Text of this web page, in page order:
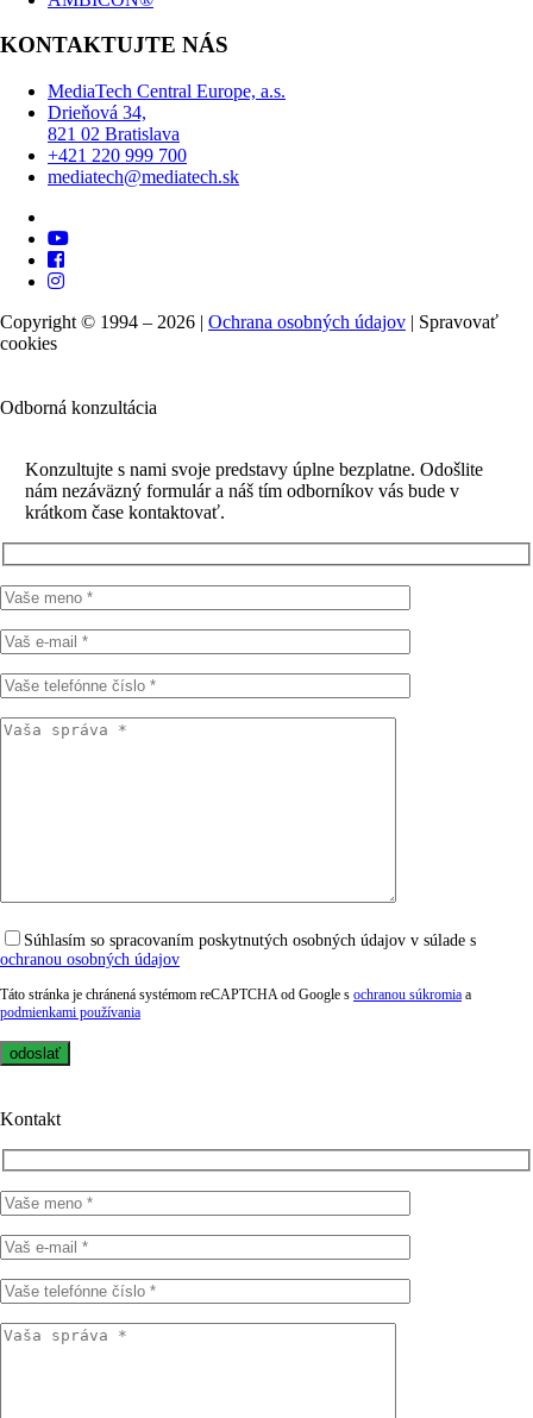
KONTAKTUJTE NÁS
MediaTech Central Europe, a.s.
Drieňová 34,
821 02 Bratislava
+421 220 999 700
mediatech@mediatech.sk
Copyright © 1994 – 2026 | Ochrana osobných údajov | Spravovať
cookies
Odborná konzultácia
Konzultujte s nami svoje predstavy úplne bezplatne. Odošlite
nám nezáväzný formulár a náš tím odborníkov vás bude v
krátkom čase kontaktovať.
Súhlasím so spracovaním poskytnutých osobných údajov v súlade s
ochranou osobných údajov
Táto stránka je chránená systémom reCAPTCHA od Google s ochranou súkromia a
podmienkami používania
Kontakt